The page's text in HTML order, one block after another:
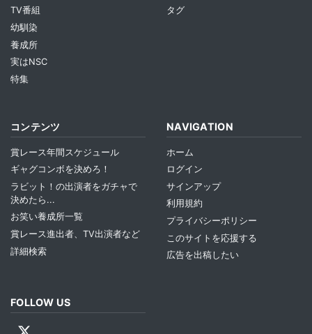
TV番組
幼馴染
養成所
実はNSC
特集
タグ
コンテンツ
賞レース年間スケジュール
ギャグコンボを決めろ！
ラビット！の出演者をガチャで
決めたら...
お笑い養成所一覧
賞レース進出者、TV出演者など
詳細検索
NAVIGATION
ホーム
ログイン
サインアップ
利用規約
プライバシーポリシー
このサイトを応援する
広告を出稿したい
FOLLOW US